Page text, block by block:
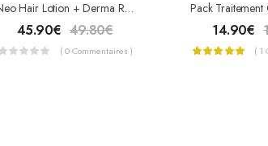
Neo Hair Lotion + Derma Roller
45.90€ 49.80€
( 0 Commentaires )
14.90€
( 1